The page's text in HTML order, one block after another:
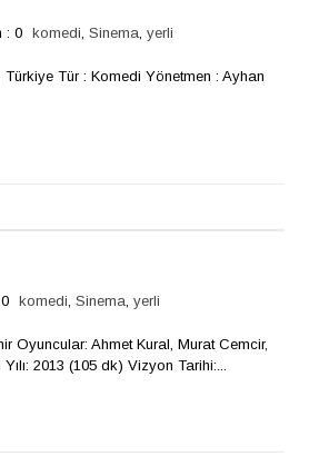
: 0 komedi Sinema yerli
Tür : Komedi Yönetmen : Ayhan
komedi Sinema yerli
Oyuncular: Ahmet Kural, Murat Cemcir,
2013 (105 dk) Vizyon Tarihi:...